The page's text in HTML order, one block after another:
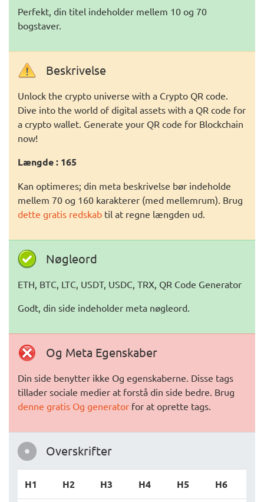
Perfekt, din titel indeholder mellem 10 og 70
bogstaver.
Beskrivelse
Unlock the crypto universe with a Crypto QR code.
Dive into the world of digital assets with a QR code for
a crypto wallet. Generate your QR code for Blockchain
now!
Længde : 165
Kan optimeres; din meta beskrivelse bør indeholde
mellem 70 og 160 karakterer (med mellemrum). Brug
dette gratis redskab til at regne længden ud.
Nøgleord
ETH, BTC, LTC, USDT, USDC, TRX, QR Code Generator
Godt, din side indeholder meta nøgleord.
Og Meta Egenskaber
Din side benytter ikke Og egenskaberne. Disse tags
tillader sociale medier at forstå din side bedre. Brug
denne gratis Og generator for at oprette tags.
Overskrifter
H1 H2 H3 H4 H5 H6